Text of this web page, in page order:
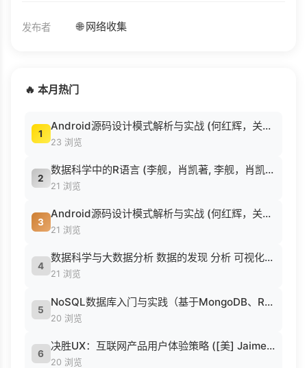
发布者 🌐 网络收集
🔥 本月热门
1
Android源码设计模式解析与实战 (何红辉，关爱民著, 何红辉, 关爱民著, 何红辉, 关爱民).pdf
23 浏览
2
数据科学中的R语言 (李舰，肖凯著, 李舰，肖凯著；吴喜之审校, Pdg2Pic).pdf
21 浏览
3
Android源码设计模式解析与实战 (何红辉，关爱民著, 何红辉, 关爱民著, 何红辉, 关爱民).pdf
21 浏览
4
数据科学与大数据分析 数据的发现 分析 可视化与表示 ( etc.).epub
21 浏览
5
NoSQL数据库入门与实践（基于MongoDB、Redis） (刘瑜 刘胜松).pdf
20 浏览
6
决胜UX：互联网产品用户体验策略 ([美] Jaime Levy [[美] Jaime Levy]).epub
20 浏览